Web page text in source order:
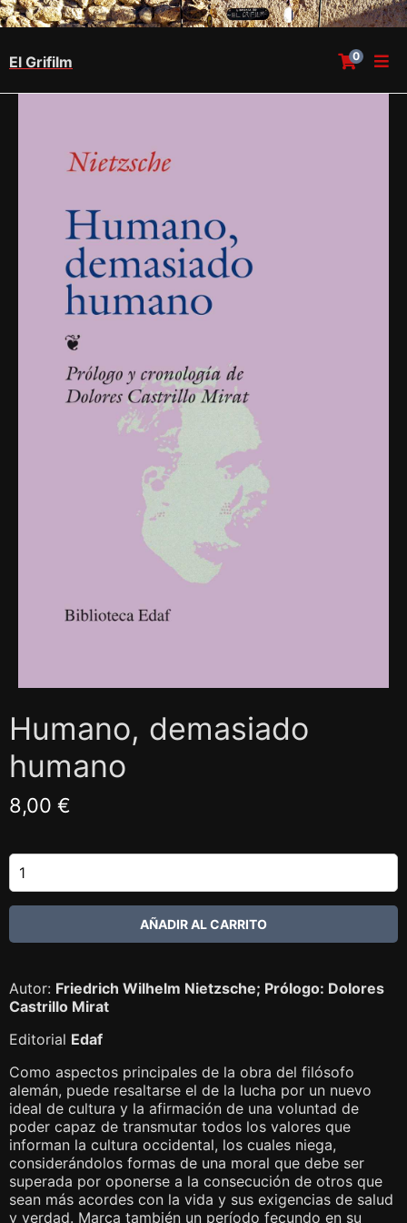
El Grifilm 0
Humano, demasiado
humano
8,00 €
Autor: Friedrich Wilhelm Nietzsche; Prólogo: Dolores
Castrillo Mirat
Editorial Edaf
Como aspectos principales de la obra del filósofo
alemán, puede resaltarse el de la lucha por un nuevo
ideal de cultura y la afirmación de una voluntad de
poder capaz de transmutar todos los valores que
informan la cultura occidental, los cuales niega,
considerándolos formas de una moral que debe ser
superada por oponerse a la consecución de otros que
sean más acordes con la vida y sus exigencias de salud
y verdad. Marca también un período fecundo en su